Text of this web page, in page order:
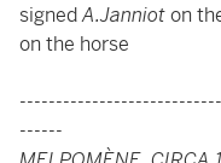
signedA.Jannioton
on the horse
------